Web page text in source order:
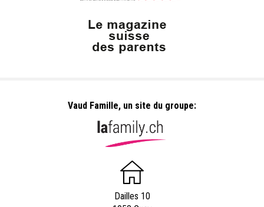
Vaud Famille, un site du groupe:
Dailles 10